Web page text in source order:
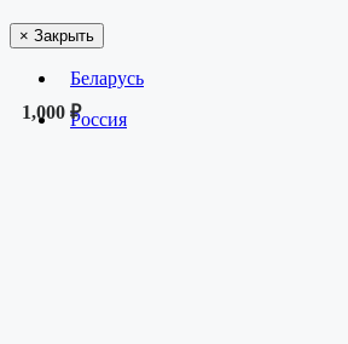
1,000 ₽
× Закрыть
Беларусь
Россия